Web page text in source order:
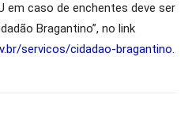
em caso de enchentes deve ser
Bragantino”, no link
servicos/cidadao-bragantino.